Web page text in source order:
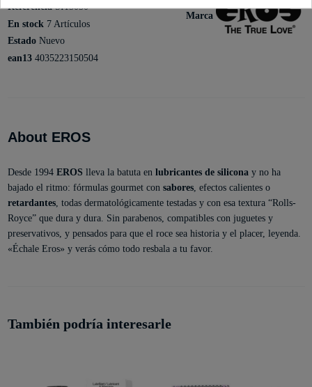
Marca
Referencia SI15050
En stock 7 Artículos
Estado Nuevo
ean13 4035223150504
About EROS
Desde 1994 EROS lleva la batuta en lubricantes de siliconay no ha
bajado el ritmo: fórmulas gourmet con sabores, efectos calientes o
retardantes, todas dermatológicamente testadas y con esa textura “Rolls-
Royce” que dura y dura. Sin parabenos, compatibles con juguetes y
preservativos, y pensados para que el roce sea historia y el placer, leyenda.
«Échale Eros» y verás cómo todo resbala a tu favor.
También podría interesarle